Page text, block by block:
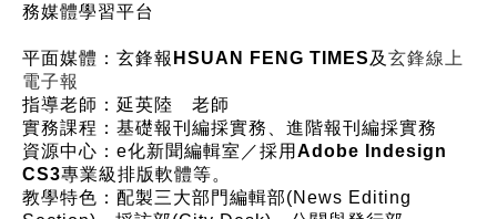
務媒體學習平台
平面媒體：玄鋒報 HSUAN FENG TIMES 及 玄鋒線上
電子報
指導老師：延英陸 老師
實務課程：基礎報刊編採實務、進階報刊編採實務
資源中心：e化新聞編輯室／採用 Adobe Indesign
CS3專業級排版軟體等。
教學特色：配製三大部門編輯部(News Editing